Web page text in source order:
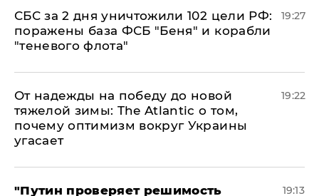
СБС за 2 дня уничтожили 102 цели РФ:
поражены база ФСБ "Беня" и корабли
"теневого флота"
19:27
От надежды на победу до новой
тяжелой зимы: The Atlantic о том,
почему оптимизм вокруг Украины
угасает
19:22
"Путин проверяет решимость
19:13